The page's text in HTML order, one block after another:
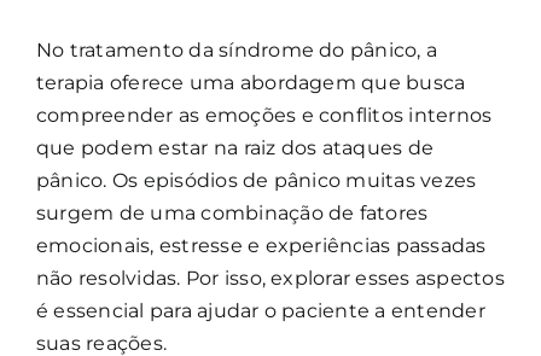
No tratamento da síndrome do pânico, a
terapia oferece uma abordagem que busca
compreender as emoções e conflitos internos
que podem estar na raiz dos ataques de
pânico. Os episódios de pânico muitas vezes
surgem de uma combinação de fatores
emocionais, estresse e experiências passadas
não resolvidas. Por isso, explorar esses aspectos
é essencial para ajudar o paciente a entender
suas reações.